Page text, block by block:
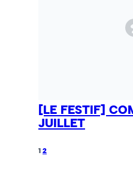
[LE FESTIF]
JUILLET
1 2